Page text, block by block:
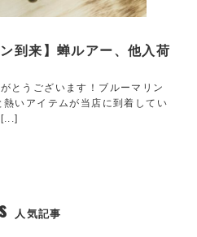
到来】蝉ルアー、他入荷
とうございます！ブルーマリン
いアイテムが当店に到着してい
人気記事